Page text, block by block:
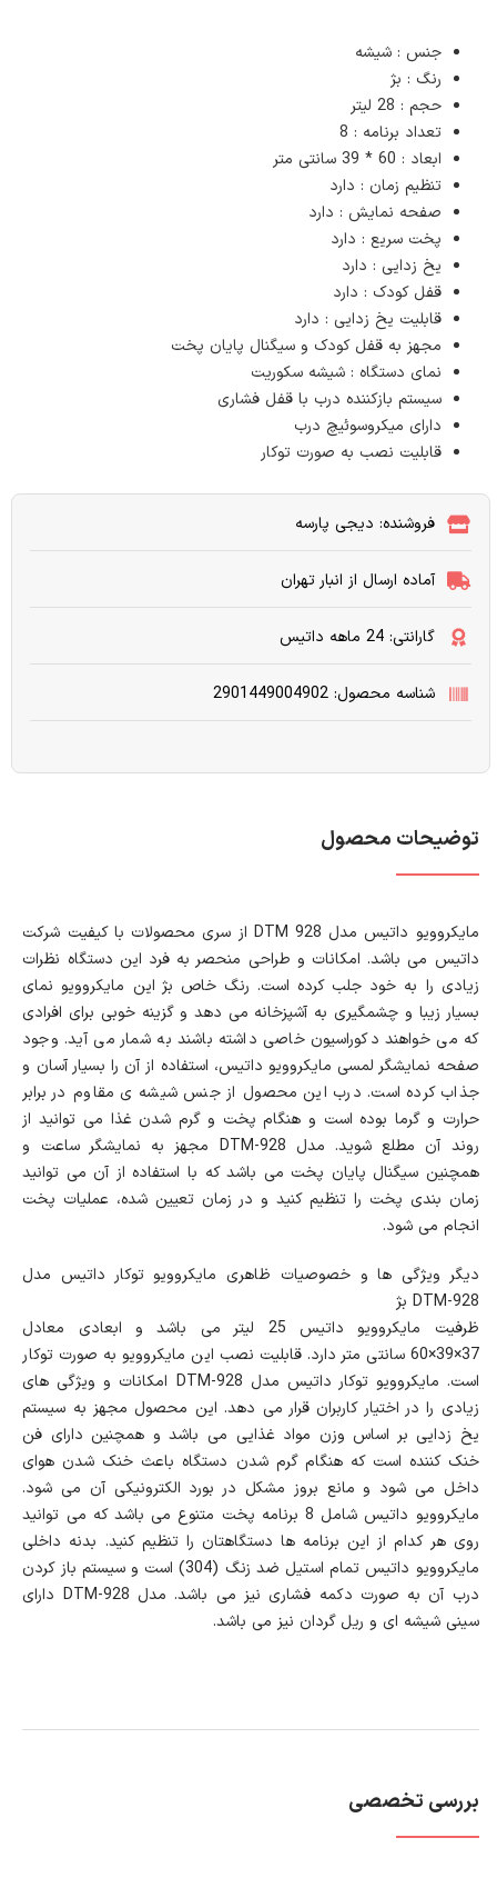
جنس : شیشه
رنگ : بژ
حجم : 28 لیتر
تعداد برنامه : 8
ابعاد : 60 * 39 سانتی متر
تنظیم زمان : دارد
صفحه نمایش : دارد
پخت سریع : دارد
یخ زدایی : دارد
قفل کودک : دارد
قابلیت یخ زدایی : دارد
مجهز به قفل کودک و سیگنال پایان پخت
نمای دستگاه : شیشه سکوریت
سیستم بازکننده درب با قفل فشاری
دارای میکروسوئیچ درب
قابلیت نصب به صورت توکار
فروشنده: دیجی پارسه
آماده ارسال از انبار تهران
گارانتی: 24 ماهه داتیس
شناسه محصول: 2901449004902
توضیحات محصول
مايکروويو داتيس مدل DTM 928 از سری محصولات با کیفیت شرکت
داتیس می باشد. امکانات و طراحی منحصر به فرد این دستگاه نظرات
زیادی را به خود جلب کرده است. رنگ خاص بژ این مایکروویو نمای
بسیار زیبا و چشمگیری به آشپزخانه می دهد و گزینه خوبی برای افرادی
که می خواهند دکوراسیون خاصی داشته باشند به شمار می آید. وجود
صفحه نمایشگر لمسی مایکروویو داتيس، استفاده از آن را بسیار آسان و
جذاب کرده است. درب این محصول از جنس شیشه ی مقاوم در برابر
حرارت و گرما بوده است و هنگام پخت و گرم شدن غذا می توانید از
روند آن مطلع شوید. مدل DTM-928 مجهز به نمایشگر ساعت و
همچنین سیگنال پایان پخت می باشد که با استفاده از آن می توانید
زمان بندی پخت را تنظیم کنید و در زمان تعیین شده، عملیات پخت
انجام می شود.
دیگر ویژگی ها و خصوصیات ظاهری مايکروويو توکار داتيس مدل
DTM-928 بژ
ظرفیت مایکروویو داتیس 25 لیتر می باشد و ابعادی معادل
37×39×60 سانتی متر دارد. قابلیت نصب این مایکروویو به صورت توکار
است. مایکروویو توکار داتیس مدل DTM-928 امکانات و ویژگی های
زیادی را در اختیار کاربران قرار می دهد. این محصول مجهز به سیستم
یخ زدایی بر اساس وزن مواد غذایی می باشد و همچنین دارای فن
خنک کننده است که هنگام گرم شدن دستگاه باعث خنک شدن هوای
داخل می شود و مانع بروز مشکل در بورد الکترونیکی آن می شود.
مایکروویو داتیس شامل 8 برنامه پخت متنوع می باشد که می توانید
روی هر کدام از این برنامه ها دستگاهتان را تنظیم کنید. بدنه داخلی
مایکروویو داتیس تمام استیل ضد زنگ (304) است و سیستم باز کردن
درب آن به صورت دکمه فشاری نیز می باشد. مدل DTM-928 دارای
سینی شیشه ای و ریل گردان نیز می باشد.
بررسی تخصصی